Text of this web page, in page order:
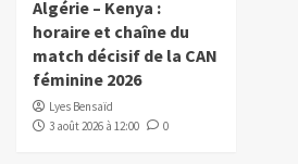
Algérie – Kenya :
horaire et chaîne du
match décisif de la CAN
féminine 2026
Lyes Bensaïd
3 août 2026 à 12:00
0